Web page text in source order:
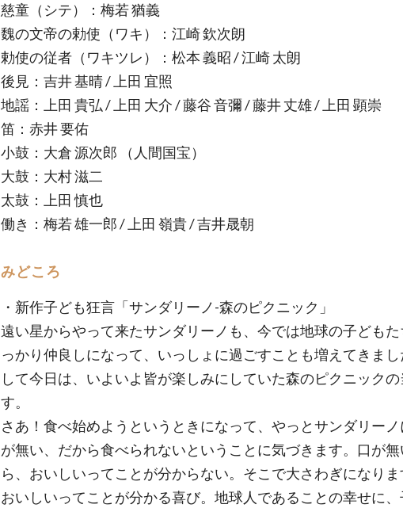
慈童（シテ）：梅若 猶義
魏の文帝の勅使（ワキ）：江崎 欽次朗
勅使の従者（ワキツレ）：松本 義昭 / 江崎 太朗
後見：吉井 基晴 / 上田 宜照
地謡：上田 貴弘 / 上田 大介 / 藤谷 音彌 / 藤井 丈雄 / 上田 顕崇
笛：赤井 要佑
小鼓：大倉 源次郎 （人間国宝）
大鼓：大村 滋二
太鼓：上田 慎也
働き：梅若 雄一郎 / 上田 嶺貴 / 吉井晟朝
みどころ
・新作子ども狂言「サンダリーノ-森のピクニック」
遠い星からやって来たサンダリーノも、今では地球の子ども
っかり仲良しになって、いっしょに過ごすことも増えてきま
して今日は、いよいよ皆が楽しみにしていた森のピクニック
す。
さあ！食べ始めようというときになって、やっとサンダリー
が無い、だから食べられないということに気づきます。口が
ら、おいしいってことが分からない。そこで大さわぎになり
おいしいってことが分かる喜び。地球人であることの幸せに